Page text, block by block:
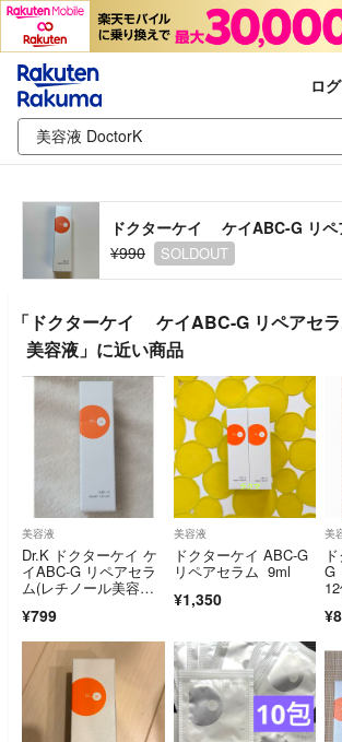
ロ
¥990
SOLDOUT
「ドクターケイ ケイABC-G リペアセ
美容液」に近い商品
美容液
Dr.K ドクターケイ ケ
イABC-G リペアセラ
ム(レチノール美容
¥799
美容液
ドクターケイ ABC-G
リペアセラム 9ml
¥1,350
美
G